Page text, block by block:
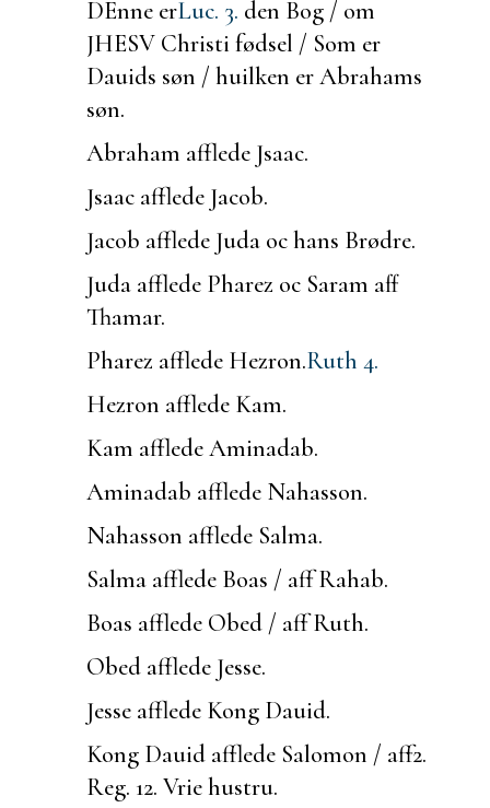
DEnne erLuc. 3. den Bog / om
JHESV Christi fødsel / Som er
Dauids søn / huilken er Abrahams
søn.
Abraham afflede Jsaac.
Jsaac afflede Jacob.
Jacob afflede Juda oc hans Brødre.
Juda afflede Pharez oc Saram aff
Thamar.
Pharez afflede Hezron.Ruth 4.
Hezron afflede Kam.
Kam afflede Aminadab.
Aminadab afflede Nahasson.
Nahasson afflede Salma.
Salma afflede Boas / aff Rahab.
Boas afflede Obed / aff Ruth.
Obed afflede Jesse.
Jesse afflede Kong Dauid.
Kong Dauid afflede Salomon / aff2.
Reg. 12. Vrie hustru.